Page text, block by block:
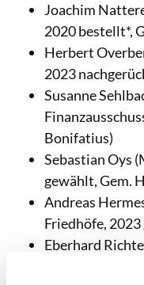
Joachim
2020 bestellt*,
Herbert
2023
Susanne
Bonifatius)
Sebastian Oys
gewählt, Gem.
Andreas
Friedhöfe,
Eberhard
2023 gewählt,